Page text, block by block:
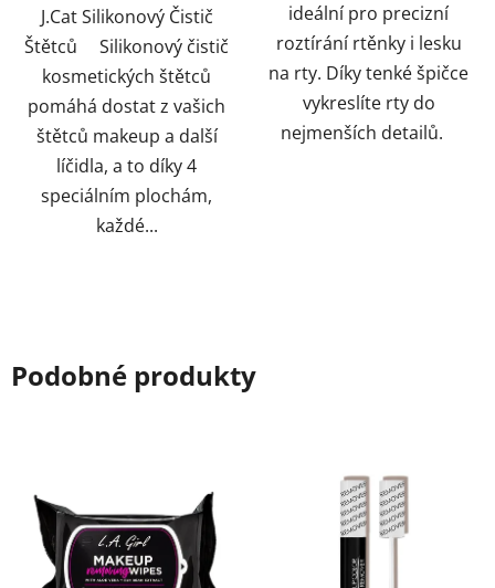
J.Cat Silikonový Čistič
Štětců Silikonový čistič
kosmetických štětců
pomáhá dostat z vašich
štětců makeup a další
líčidla, a to díky 4
speciálním plochám,
každé...
ideální pro precizní
roztírání rtěnky i lesku
na rty. Díky tenké špičce
vykreslíte rty do
nejmenších detailů.
Podobné produkty